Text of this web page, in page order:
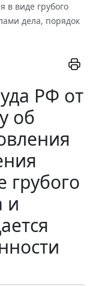
в виде грубого
дела, порядок
РФ от
об
грубого
и